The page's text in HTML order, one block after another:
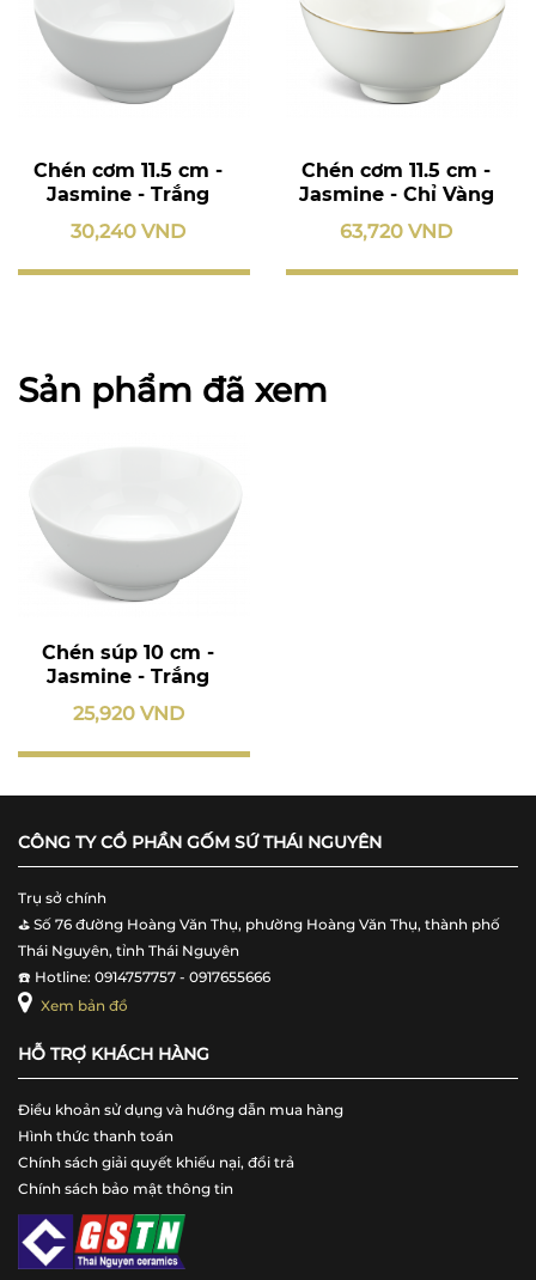
Chén cơm 11.5 cm -
Jasmine - Trắng
30,240 VND
Chén cơm 11.5 cm -
Jasmine - Chỉ Vàng
63,720 VND
Sản phẩm đã xem
Chén súp 10 cm -
Jasmine - Trắng
25,920 VND
CÔNG TY CỔ PHẦN GỐM SỨ THÁI NGUYÊN
Trụ sở chính
⛳️ Số 76 đường Hoàng Văn Thụ, phường Hoàng Văn Thụ, thành phố
Thái Nguyên, tỉnh Thái Nguyên
☎️ Hotline: 0914757757 - 0917655666
Xem bản đồ
HỖ TRỢ KHÁCH HÀNG
Điều khoản sử dụng và hướng dẫn mua hàng
Hình thức thanh toán
Chính sách giải quyết khiếu nại, đổi trả
Chính sách bảo mật thông tin